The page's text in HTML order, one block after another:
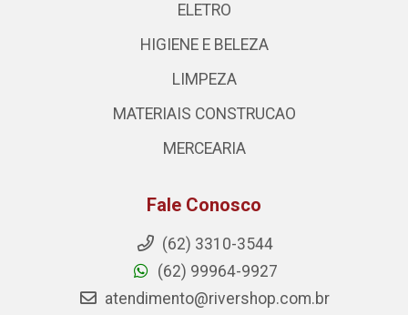
ELETRO
HIGIENE E BELEZA
LIMPEZA
MATERIAIS CONSTRUCAO
MERCEARIA
Fale Conosco
(62) 3310-3544
(62) 99964-9927
atendimento@rivershop.com.br